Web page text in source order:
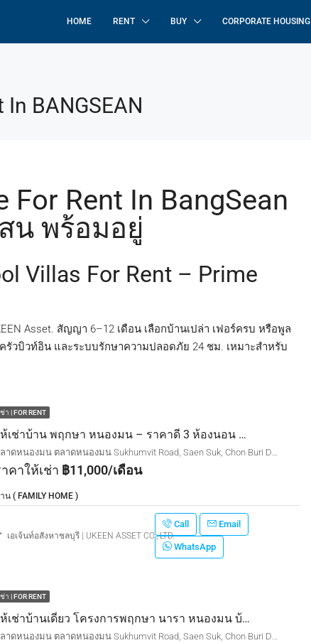
HOME RENT BUY CORPORATE HOUSING
BANGSEAN
For Rent In BangSean
น พร้อมอยู่
Villas For Rent – Prime
Asset. สัญญา 6–12 เดือน เลือกบ้านเปล่า เฟอร์ครบ หรือพูล
รัวบิวท์อิน และระบบรักษาความปลอดภัย 24 ชม. เหมาะสำหรับ
ช่า | FOR RENT
ให้เช่าบ้าน พฤกษา หนองมน – ราคาดี 3 ห้องนอน 2 ห้องน้ำ ค่าเช่าเพียง 11,000 บาท/เดือน (ต่อรองได้!) ใกล้ตลาดหนองมน | ถนนสุขุมวิท
ตลาดหนองมน ตลาดหนองมน Sukhumvit Road, Saen Suk, Chon Buri District, Chon Buri, Thailand
คาให้เช่า ฿11,000/เดือน
น ( FAMILY HOME )
เอเจ้นท์อสังหาชลบุรี | UKEEN ASSET CO., LTD.
Call Email
WhatsApp
ช่า | FOR RENT
ให้เช่าบ้านเดี่ยว โครงการพฤกษา นารา หนองมน บ้านหลังใหญ่ : 3 ห้องนอน / 2 ห้องน้ำ ปรับปรุงใหม่ ทำเลดี เดินทางสะดวก 25,000 บาท/เดือน
ตลาดหนองมน ตลาดหนองมน Sukhumvit Road, Saen Suk, Chon Buri District, Chon Buri, Thailand
FEATURED